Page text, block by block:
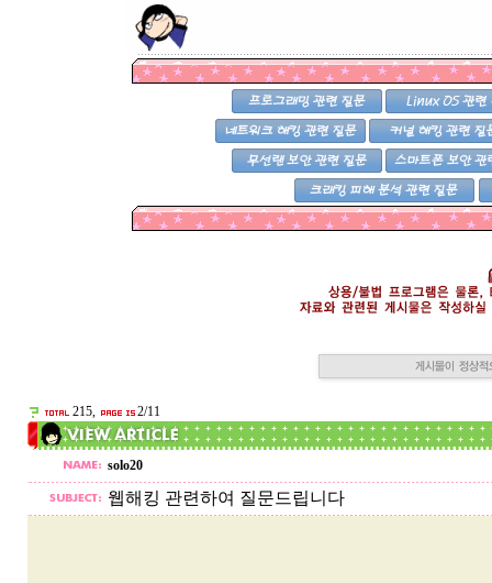
215, 2/11
solo20
웹해킹 관련하여 질문드립니다